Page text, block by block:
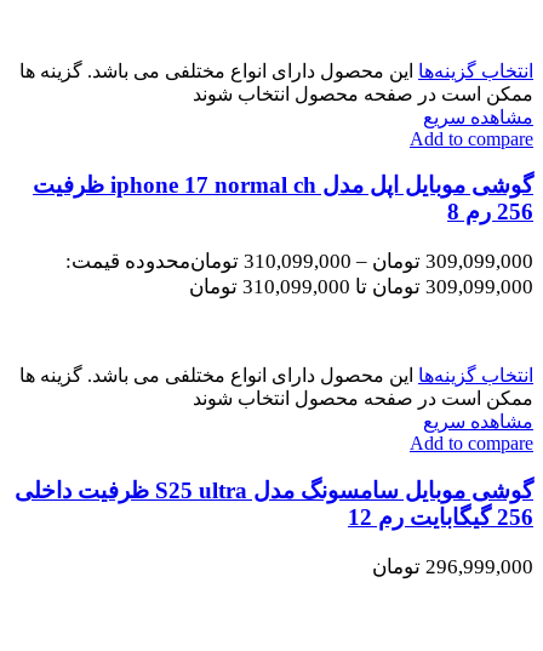
انتخاب گزینه‌ها این محصول دارای انواع مختلفی می باشد. گزینه ها
ممکن است در صفحه محصول انتخاب شوند
مشاهده سریع
Add to compare
گوشی موبایل اپل مدل iphone 17 normal ch ظرفیت
256 رم 8
309,099,000 تومان –
310,099,000 تومانمحدوده قیمت:
309,099,000 تومان تا 310,099,000 تومان
انتخاب گزینه‌ها این محصول دارای انواع مختلفی می باشد. گزینه ها
ممکن است در صفحه محصول انتخاب شوند
مشاهده سریع
Add to compare
گوشی موبایل سامسونگ مدل S25 ultra ظرفیت داخلی
256 گیگابایت رم 12
296,999,000 تومان